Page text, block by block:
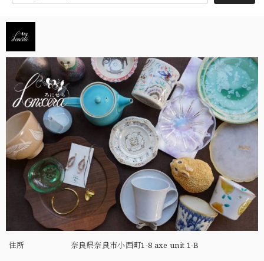
住所 奈良県奈良市小西町1-8 axe unit 1-B